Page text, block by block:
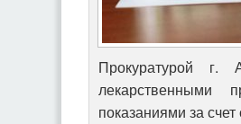
Прокуратурой г.
лекарственными
показаниями за